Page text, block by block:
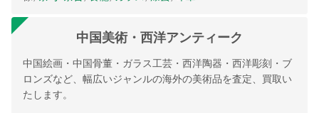
中国美術・西洋アンティーク
中国絵画・中国骨董・ガラス工芸・西洋陶器・西洋彫刻・ブ
ロンズなど、幅広いジャンルの海外の美術品を査定、買取い
たします。